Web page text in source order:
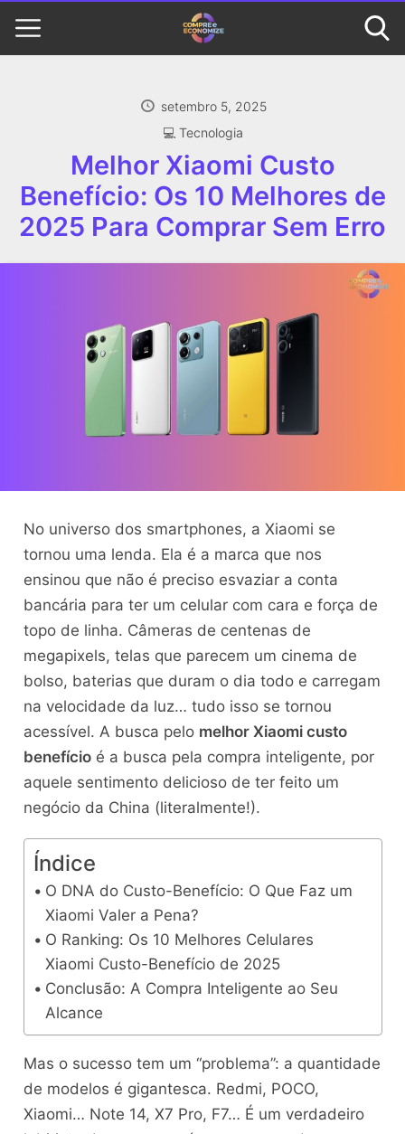
setembro 5, 2025
‍💻 Tecnologia
Melhor Xiaomi Custo
Benefício: Os 10 Melhores de
2025 Para Comprar Sem Erro
No universo dos smartphones, a Xiaomi se
tornou uma lenda. Ela é a marca que nos
ensinou que não é preciso esvaziar a conta
bancária para ter um celular com cara e força de
topo de linha. Câmeras de centenas de
megapixels, telas que parecem um cinema de
bolso, baterias que duram o dia todo e carregam
na velocidade da luz… tudo isso se tornou
acessível. A busca pelo melhor Xiaomi custo
benefícioé a busca pela compra inteligente, por
aquele sentimento delicioso de ter feito um
negócio da China (literalmente!).
Índice
O DNA do Custo-Benefício: O Que Faz um
Xiaomi Valer a Pena?
O Ranking: Os 10 Melhores Celulares
Xiaomi Custo-Benefício de 2025
Conclusão: A Compra Inteligente ao Seu
Alcance
Mas o sucesso tem um “problema”: a quantidade
de modelos é gigantesca. Redmi, POCO,
Xiaomi… Note 14, X7 Pro, F7… É um verdadeiro